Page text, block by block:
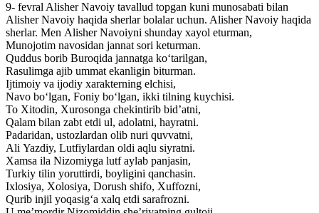
9- fevral Alisher Navoiy tavallud topgan kuni munosabati bilan
Alisher Navoiy haqida sherlar bolalar uchun. Alisher Navoiy haqida
sherlar. Men Alisher Navoiyni shunday xayol eturman,
Munojotim navosidan jannat sori keturman.
Quddus borib Buroqida jannatga ko‘tarilgan,
Rasulimga ajib ummat ekanligin biturman.
Ijtimoiy va ijodiy xarakterning elchisi,
Navo bo‘lgan, Foniy bo‘lgan, ikki tilning kuychisi.
To Xitodin, Xurosonga chekintirib bid’atni,
Qalam bilan zabt etdi ul, adolatni, hayratni.
Padaridan, ustozlardan olib nuri quvvatni,
Ali Yazdiy, Lutfiylardan oldi aqlu siyratni.
Xamsa ila Nizomiyga lutf aylab panjasin,
Turkiy tilin yoruttirdi, boyligini qanchasin.
Ixlosiya, Xolosiya, Dorush shifo, Xuffozni,
Qurib injil yoqasig‘a xalq etdi sarafrozni.